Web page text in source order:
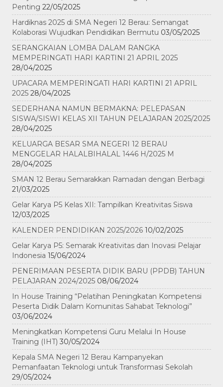
Penting 22/05/2025
Hardiknas 2025 di SMA Negeri 12 Berau: Semangat
Kolaborasi Wujudkan Pendidikan Bermutu 03/05/2025
SERANGKAIAN LOMBA DALAM RANGKA
MEMPERINGATI HARI KARTINI 21 APRIL 2025
28/04/2025
UPACARA MEMPERINGATI HARI KARTINI 21 APRIL
2025 28/04/2025
SEDERHANA NAMUN BERMAKNA: PELEPASAN
SISWA/SISWI KELAS XII TAHUN PELAJARAN 2025/2025
28/04/2025
KELUARGA BESAR SMA NEGERI 12 BERAU
MENGGELAR HALALBIHALAL 1446 H/2025 M
28/04/2025
SMAN 12 Berau Semarakkan Ramadan dengan Berbagi
21/03/2025
Gelar Karya P5 Kelas XII: Tampilkan Kreativitas Siswa
12/03/2025
KALENDER PENDIDIKAN 2025/2026 10/02/2025
Gelar Karya P5: Semarak Kreativitas dan Inovasi Pelajar
Indonesia 15/06/2024
PENERIMAAN PESERTA DIDIK BARU (PPDB) TAHUN
PELAJARAN 2024/2025 08/06/2024
In House Training “Pelatihan Peningkatan Kompetensi
Peserta Didik Dalam Komunitas Sahabat Teknologi”
03/06/2024
Meningkatkan Kompetensi Guru Melalui In House
Training (IHT) 30/05/2024
Kepala SMA Negeri 12 Berau Kampanyekan
Pemanfaatan Teknologi untuk Transformasi Sekolah
29/05/2024